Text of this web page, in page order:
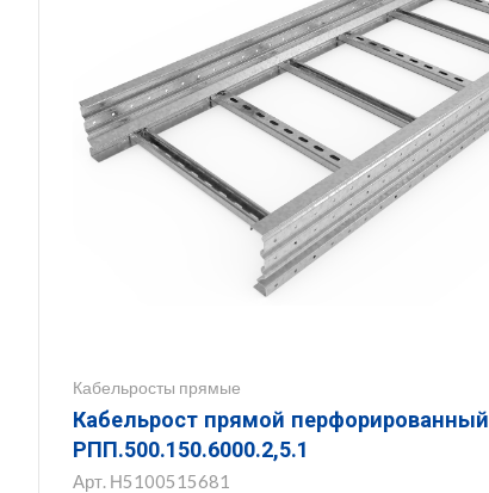
Кабельросты прямые
Кабельрост прямой перфорированный
РПП.500.150.6000.2,5.1
Арт. Н5100515681